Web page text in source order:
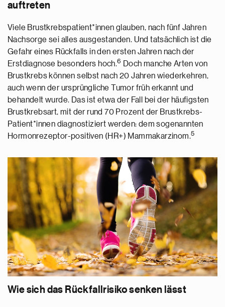
auftreten
Viele Brustkrebspatient*innen glauben, nach fünf Jahren
Nachsorge sei alles ausgestanden. Und tatsächlich ist die
Gefahr eines Rückfalls in den ersten Jahren nach der
Erstdiagnose besonders hoch.6 Doch manche Arten von
Brustkrebs können selbst nach 20 Jahren wiederkehren,
auch wenn der ursprüngliche Tumor früh erkannt und
behandelt wurde. Das ist etwa der Fall bei der häufigsten
Brustkrebsart, mit der rund 70 Prozent der Brustkrebs-
Patient*innen diagnostiziert werden: dem sogenannten
Hormonrezeptor-positiven (HR+) Mammakarzinom.5
Wie sich das Rückfallrisiko senken lässt